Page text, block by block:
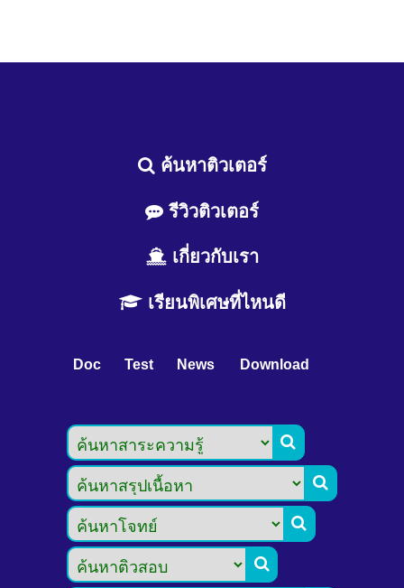
ค้นหาติวเตอร์
รีวิวติวเตอร์
เกี่ยวกับเรา
เรียนพิเศษที่ไหนดี
Doc Test News Download



